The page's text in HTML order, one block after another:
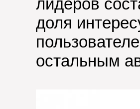
лидеров
доля
остальным